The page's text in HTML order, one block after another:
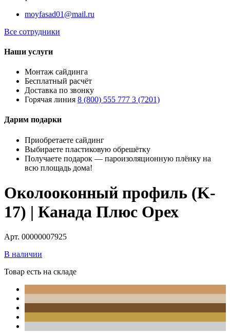
moyfasad01@mail.ru
Все сотрудники
Наши услуги
Монтаж сайдинга
Бесплатный расчёт
Доставка по звонку
Горячая линия 8 (800) 555 777 3 (7201)
Дарим подарки
Приобретаете сайдинг
Выбираете пластиковую обрешётку
Получаете подарок — пароизоляционную плёнку на
всю площадь дома!
Околооконный профиль (K-
17) | Канада Плюс Орех
Арт. 00000007925
В наличии
Товар есть на складе